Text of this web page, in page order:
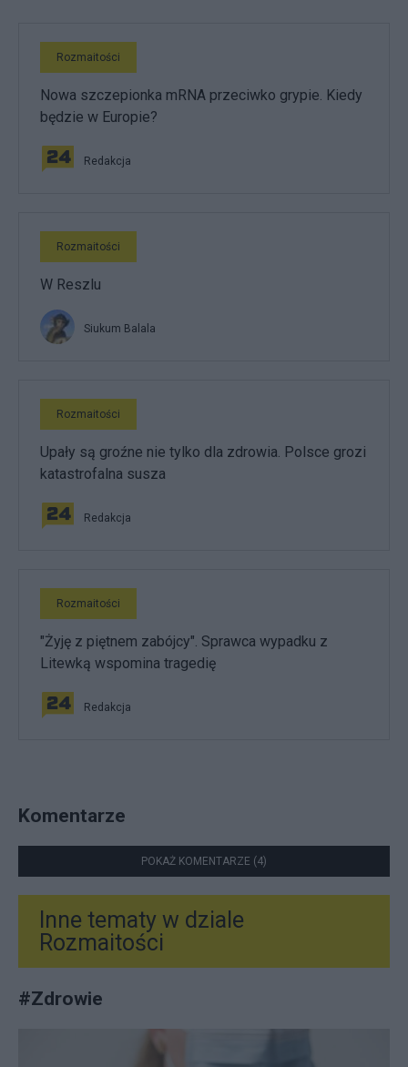
Rozmaitości
Nowa szczepionka mRNA przeciwko grypie. Kiedy
będzie w Europie?
Redakcja
Rozmaitości
W Reszlu
Siukum Balala
Rozmaitości
Upały są groźne nie tylko dla zdrowia. Polsce grozi
katastrofalna susza
Redakcja
Rozmaitości
"Żyję z piętnem zabójcy". Sprawca wypadku z
Litewką wspomina tragedię
Redakcja
Komentarze
POKAŻ KOMENTARZE (4)
Inne tematy w dziale
Rozmaitości
#Zdrowie